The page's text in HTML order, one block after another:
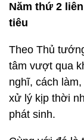
Năm thứ 2
tiêu
Theo Thủ
tâm vượt qua
nghĩ, cách
xử lý kịp thời
phát sinh.